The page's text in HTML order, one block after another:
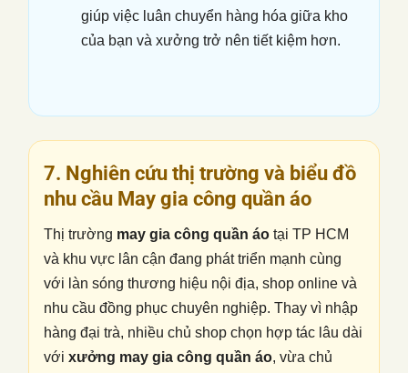
giúp việc luân chuyển hàng hóa giữa kho
của bạn và xưởng trở nên tiết kiệm hơn.
7. Nghiên cứu thị trường và biểu đồ
nhu cầu May gia công quần áo
Thị trường may gia công quần áo tại TP HCM
và khu vực lân cận đang phát triển mạnh cùng
với làn sóng thương hiệu nội địa, shop online và
nhu cầu đồng phục chuyên nghiệp. Thay vì nhập
hàng đại trà, nhiều chủ shop chọn hợp tác lâu dài
với xưởng may gia công quần áo, vừa chủ